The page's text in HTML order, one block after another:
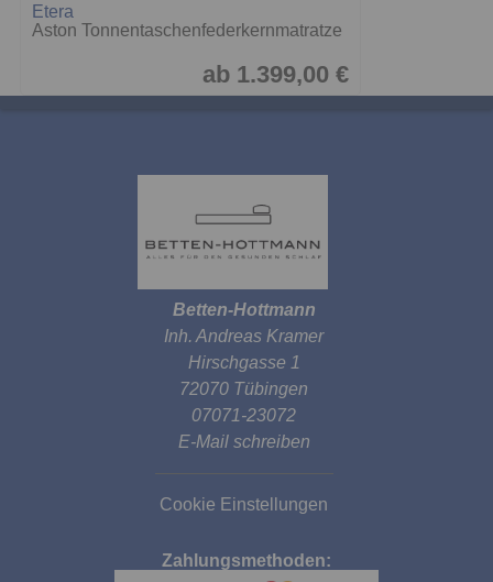
Etera
Aston Tonnentaschenfederkernmatratze
ab 1.399,00 €
Betten-Hottmann
Inh. Andreas Kramer
Hirschgasse 1
72070 Tübingen
07071-23072
E-Mail schreiben
Cookie Einstellungen
Zahlungsmethoden: